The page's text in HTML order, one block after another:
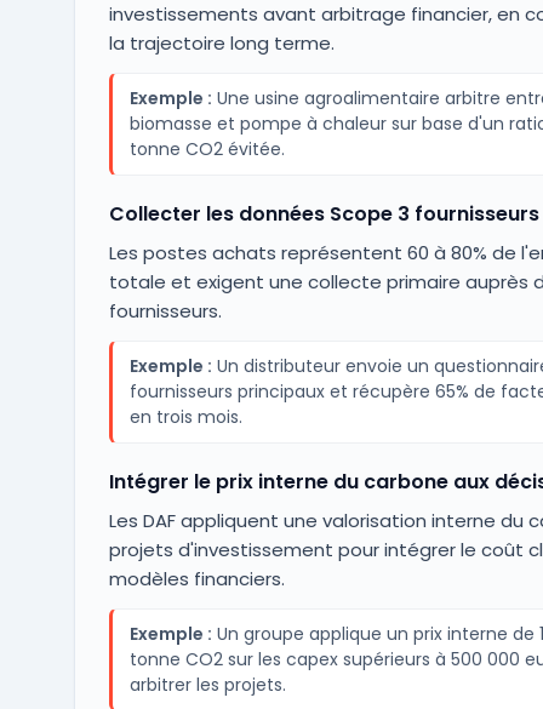
investissements avant arbitrage financier, en
la trajectoire long terme.
Exemple : Une usine agroalimentaire arbitre
biomasse et pompe à chaleur sur base d'un
tonne CO2 évitée.
Collecter les données Scope 3 fournisseurs
Les postes achats représentent 60 à 80% de
totale et exigent une collecte primaire auprès
fournisseurs.
Exemple : Un distributeur envoie un
fournisseurs principaux et récupère 65% de
en trois mois.
Intégrer le prix interne du carbone aux
Les DAF appliquent une valorisation interne du
projets d'investissement pour intégrer le coût
modèles financiers.
Exemple : Un groupe applique un prix interne de
tonne CO2 sur les capex supérieurs à 500 000
arbitrer les projets.